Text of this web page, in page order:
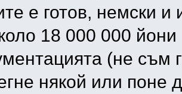
е готов, немски и
18 000 000
(не съм
някой или поне